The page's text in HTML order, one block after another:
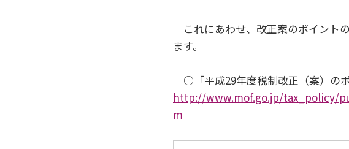
これにあわせ、改正案のポイント
ます。
○「平成29年度税制改正（案）の
http://www.mof.go.jp/tax_policy/
m